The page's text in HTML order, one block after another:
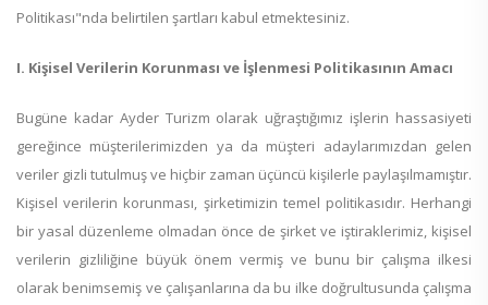
Politikası"nda belirtilen şartları kabul etmektesiniz.
I. Kişisel Verilerin Korunması ve İşlenmesi Politikasının Amacı
Bugüne kadar Ayder Turizm olarak uğraştığımız işlerin hassasiyeti
gereğince müşterilerimizden ya da müşteri adaylarımızdan gelen
veriler gizli tutulmuş ve hiçbir zaman üçüncü kişilerle paylaşılmamıştır.
Kişisel verilerin korunması, şirketimizin temel politikasıdır. Herhangi
bir yasal düzenleme olmadan önce de şirket ve iştiraklerimiz, kişisel
verilerin gizliliğine büyük önem vermiş ve bunu bir çalışma ilkesi
olarak benimsemiş ve çalışanlarına da bu ilke doğrultusunda çalışma